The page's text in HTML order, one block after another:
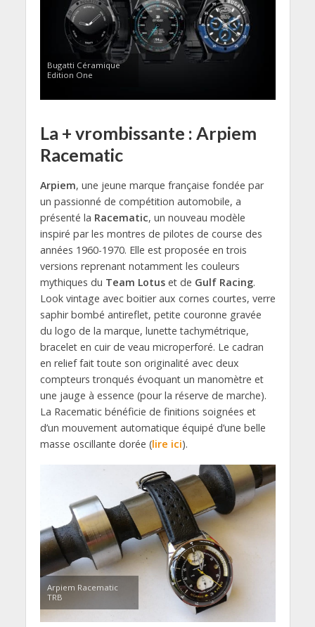
Bugatti Céramique
Edition One
La + vrombissante : Arpiem
Racematic
Arpiem, une jeune marque française fondée par
un passionné de compétition automobile, a
présenté la Racematic, un nouveau modèle
inspiré par les montres de pilotes de course des
années 1960-1970. Elle est proposée en trois
versions reprenant notamment les couleurs
mythiques du Team Lotuset de Gulf Racing.
Look vintage avec boitier aux cornes courtes, verre
saphir bombé antireflet, petite couronne gravée
du logo de la marque, lunette tachymétrique,
bracelet en cuir de veau microperforé. Le cadran
en relief fait toute son originalité avec deux
compteurs tronqués évoquant un manomètre et
une jauge à essence (pour la réserve de marche).
La Racematic bénéficie de finitions soignées et
d’un mouvement automatique équipé d’une belle
masse oscillante dorée (lire ici).
Arpiem Racematic
TRB